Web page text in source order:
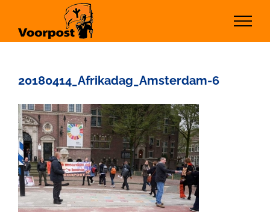
inhoud
20180414_Afrikadag_Amsterdam-6